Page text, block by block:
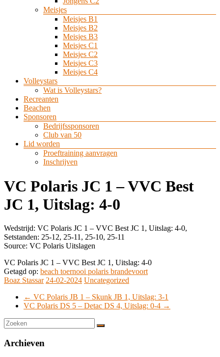
Meisjes
Meisjes B1
Meisjes B2
Meisjes B3
Meisjes C1
Meisjes C2
Meisjes C3
Meisjes C4
Volleystars
Wat is Volleystars?
Recreanten
Beachen
Sponsoren
Bedrijfssponsoren
Club van 50
Lid worden
Proeftraining aanvragen
Inschrijven
VC Polaris JC 1 – VVC Best
JC 1, Uitslag: 4-0
Wedstrijd: VC Polaris JC 1 – VVC Best JC 1, Uitslag: 4-0,
Setstanden: 25-12, 25-11, 25-10, 25-11
Source: VC Polaris Uitslagen
VC Polaris JC 1 – VVC Best JC 1, Uitslag: 4-0
Getagd op: beach toernooi polaris brandevoort
Boaz Stassar 24-02-2024 Uncategorized
← VC Polaris JB 1 – Skunk JB 1, Uitslag: 3-1
VC Polaris DS 5 – Detac DS 4, Uitslag: 0-4 →
Archieven